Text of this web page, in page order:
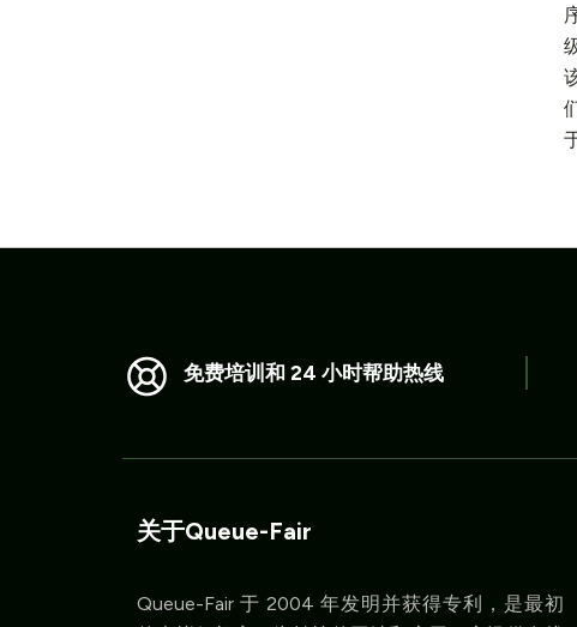
免费培训和 24 小时帮助热线
关于Queue-Fair
Queue-Fair 于 2004 年发明并获得专利，是最初